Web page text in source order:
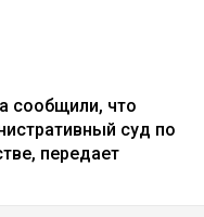
сообщили, что
суд по
передает